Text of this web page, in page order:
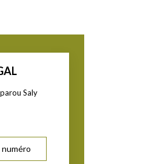
Saly
numéro